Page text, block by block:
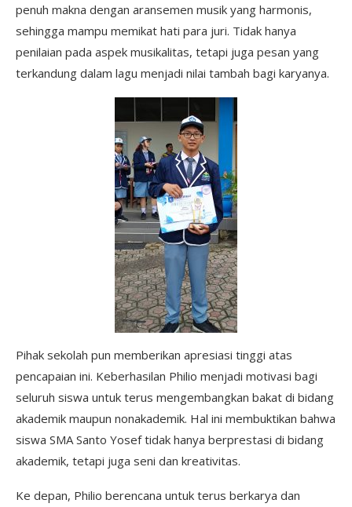
penuh makna dengan aransemen musik yang harmonis,
sehingga mampu memikat hati para juri. Tidak hanya
penilaian pada aspek musikalitas, tetapi juga pesan yang
terkandung dalam lagu menjadi nilai tambah bagi karyanya.
Pihak sekolah pun memberikan apresiasi tinggi atas
pencapaian ini. Keberhasilan Philio menjadi motivasi bagi
seluruh siswa untuk terus mengembangkan bakat di bidang
akademik maupun nonakademik. Hal ini membuktikan bahwa
siswa SMA Santo Yosef tidak hanya berprestasi di bidang
akademik, tetapi juga seni dan kreativitas.
Ke depan, Philio berencana untuk terus berkarya dan